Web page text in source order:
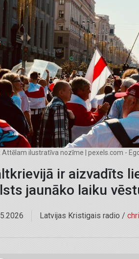
Attēlam ilustratīva nozīme | pexels.com -
ir aizvadīts
jaunāko laiku
Latvijas Kristigais radio /